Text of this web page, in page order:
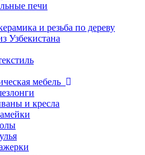
печи
и резьба по дереву
Узбекистана
мебель
и кресла